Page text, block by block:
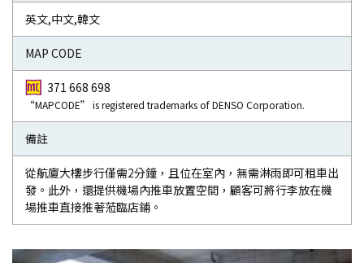
英文,中文,韓文
MAP CODE
371 668 698
“MAPCODE” is registered trademarks of DENSO Corporation.
備註
從航廈大樓步行僅需2分鐘，且位在室內，無需淋雨即可租車出
發。此外，還提供機場內推車放置空間，顧客可將行李放在機
場推車直接推著蒞臨店鋪。